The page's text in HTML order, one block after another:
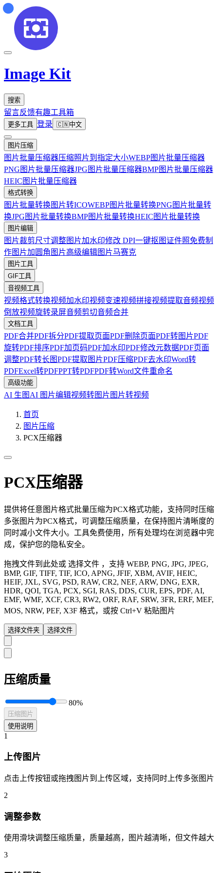
Image Kit
搜索
留言反馈有趣工具箱
更多工具 登录 🇨🇳中文
图片压缩
图片批量压缩器压缩照片到指定大小WEBP图片批量压缩器
PNG图片批量压缩器JPG图片批量压缩器BMP图片批量压缩器
HEIC图片批量压缩器
格式转换
图片批量转换图片转ICOWEBP图片批量转换PNG图片批量转
换JPG图片批量转换BMP图片批量转换HEIC图片批量转换
图片编辑
图片裁剪尺寸调整图片加水印修改 DPI一键抠图证件照免费制
作图片加圆角 图片高级编辑图片马赛克
图片工具
GIF工具
音视频工具
视频格式转换视频加水印视频变速视频拼接视频提取音频视频
倒放视频旋转录屏音频剪切音频合并
文档工具
PDF合并PDF拆分PDF提取页面PDF删除页面PDF转图片PDF
旋转PDF排序PDF加页码PDF加水印PDF修改元数据PDF页面
调整PDF转长图PDF提取图片PDF压缩PDF去水印Word转
PDFExcel转PDFPPT转PDFPDF转Word文件重命名
高级功能
AI 生图 AI 图片编辑视频转图片 图片转视频
首页
图片压缩
PCX压缩器
PCX压缩器
提供将任意图片格式批量压缩为PCX格式功能，支持同时压缩
多张图片为PCX格式，可调整压缩质量，在保持图片清晰度的
同时减小文件大小。工具免费使用，所有处理均在浏览器中完
成，保护您的隐私安全。
拖拽文件到此处或 选择文件 ，支持 WEBP, PNG, JPG, JPEG,
BMP, GIF, TIFF, TIF, ICO, APNG, JFIF, XBM, AVIF, HEIC,
HEIF, JXL, SVG, PSD, RAW, CR2, NEF, ARW, DNG, EXR,
HDR, QOI, TGA, PCX, SGI, RAS, DDS, CUR, EPS, PDF, AI,
EMF, WMF, XCF, CR3, RW2, ORF, RAF, SRW, 3FR, ERF, MEF,
MOS, NRW, PEF, X3F 格式，或按 Ctrl+V 粘贴图片
选择文件夹 选择文件
压缩质量
80%
压缩图片
使用说明
1
上传图片
点击上传按钮或拖拽图片到上传区域，支持同时上传多张图片
2
调整参数
使用滑块调整压缩质量，质量越高，图片越清晰，但文件越大
3